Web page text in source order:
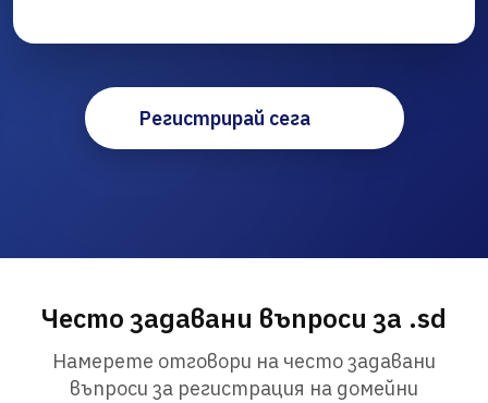
Регистрирай сега
Често задавани въпроси за .sd
Намерете отговори на често задавани
въпроси за регистрация на домейни